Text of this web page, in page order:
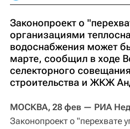
Законопроект о
организациями
водоснабжения может
марте, сообщил в ходе
селекторного
строительства и ЖКЖ
МОСКВА, 28 фев — РИА
Законопроект о "перехвате